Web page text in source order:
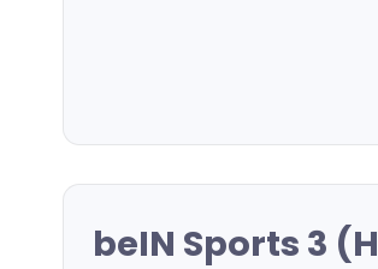
beIN Sports 3